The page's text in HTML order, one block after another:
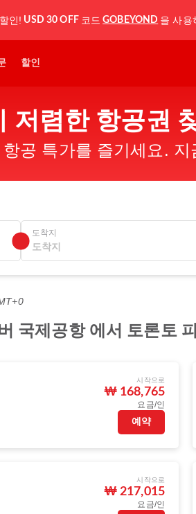
인! USD 30 OFF 코드 GOBEYOND 을 사용
할인
저렴한 항공권
공 특가를 즐기세요.
도착지
국제공항 에서 토론토
시작으로
₩ 168,765
요금/인
예약
시작으로
₩ 217,015
요금/인